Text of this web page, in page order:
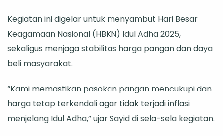
2025
Kegiatan ini digelar untuk menyambut Hari Besar
Keagamaan Nasional (HBKN) Idul Adha 2025,
sekaligus menjaga stabilitas harga pangan dan daya
beli masyarakat.
“Kami memastikan pasokan pangan mencukupi dan
harga tetap terkendali agar tidak terjadi inflasi
menjelang Idul Adha,” ujar Sayid di sela-sela kegiatan.